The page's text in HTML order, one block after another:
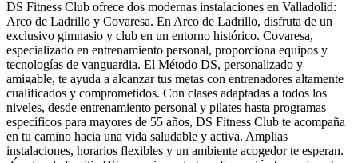
DS Fitness Club ofrece dos modernas instalaciones en Valladolid:
Arco de Ladrillo y Covaresa. En Arco de Ladrillo, disfruta de un
exclusivo gimnasio y club en un entorno histórico. Covaresa,
especializado en entrenamiento personal, proporciona equipos y
tecnologías de vanguardia. El Método DS, personalizado y
amigable, te ayuda a alcanzar tus metas con entrenadores altamente
cualificados y comprometidos. Con clases adaptadas a todos los
niveles, desde entrenamiento personal y pilates hasta programas
específicos para mayores de 55 años, DS Fitness Club te acompaña
en tu camino hacia una vida saludable y activa. Amplias
instalaciones, horarios flexibles y un ambiente acogedor te esperan.